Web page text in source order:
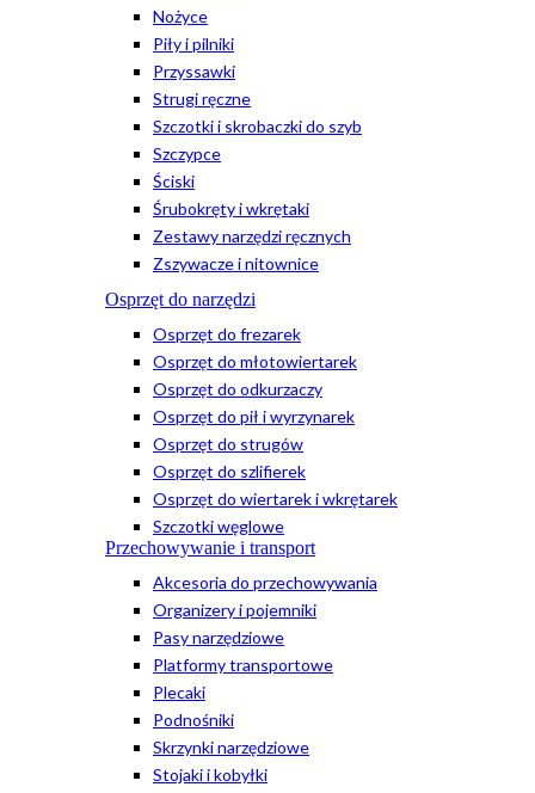
Nożyce
Piły i pilniki
Przyssawki
Strugi ręczne
Szczotki i skrobaczki do szyb
Szczypce
Ściski
Śrubokręty i wkrętaki
Zestawy narzędzi ręcznych
Zszywacze i nitownice
Osprzęt do narzędzi
Osprzęt do frezarek
Osprzęt do młotowiertarek
Osprzęt do odkurzaczy
Osprzęt do pił i wyrzynarek
Osprzęt do strugów
Osprzęt do szlifierek
Osprzęt do wiertarek i wkrętarek
Szczotki węglowe
Przechowywanie i transport
Akcesoria do przechowywania
Organizery i pojemniki
Pasy narzędziowe
Platformy transportowe
Plecaki
Podnośniki
Skrzynki narzędziowe
Stojaki i kobyłki